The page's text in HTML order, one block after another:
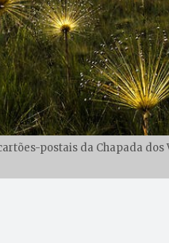
postais da Chapada